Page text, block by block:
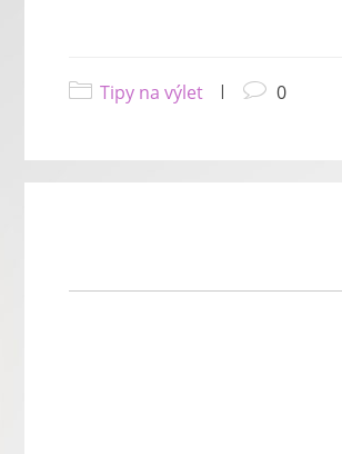
Tipy na výlet | 0